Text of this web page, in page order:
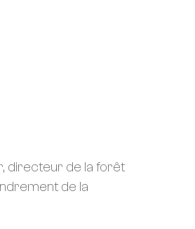
directeur de la forêt
de la